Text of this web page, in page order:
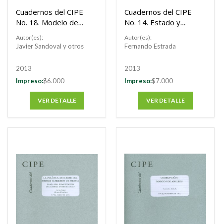
Cuadernos del CIPE
No. 18. Modelo de
medición de la
exposición al riesgo
de un portafolio
Autor(es):
Javier Sandoval y otros
2013
Impreso:$6.000
VER DETALLE
Cuadernos del CIPE
No. 14. Estado y
política pública en
Colombia: un balance
política
Autor(es):
Fernando Estrada
2013
Impreso:$7.000
VER DETALLE